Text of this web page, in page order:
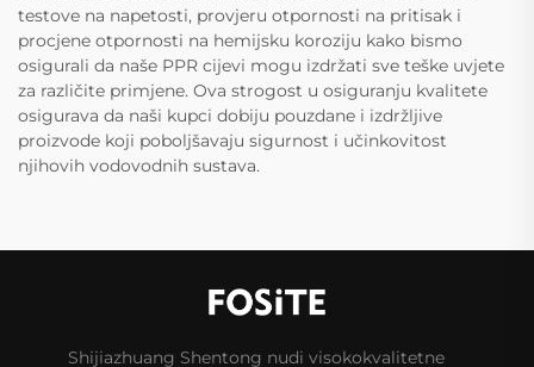
testove na napetosti, provjeru otpornosti na pritisak i
procjene otpornosti na hemijsku koroziju kako bismo
osigurali da naše PPR cijevi mogu izdržati sve teške uvjete
za različite primjene. Ova strogost u osiguranju kvalitete
osigurava da naši kupci dobiju pouzdane i izdržljive
proizvode koji poboljšavaju sigurnost i učinkovitost
njihovih vodovodnih sustava.
Shijiazhuang Shentong nudi visokokvalitetne